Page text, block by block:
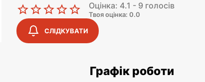
Оцінка: 4.1 - 9 голосів
Твоя оцінка: 0.0
СЛІДКУВАТИ
Графік роботи